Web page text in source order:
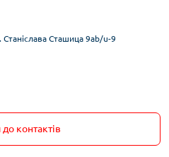
Сташица 9ab/u-9
контактів